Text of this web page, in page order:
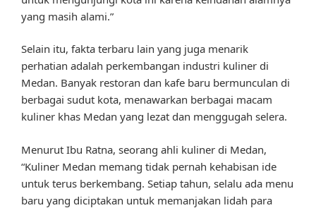
yang masih alami.”
Selain itu, fakta terbaru lain yang juga menarik
perhatian adalah perkembangan industri kuliner di
Medan. Banyak restoran dan kafe baru bermunculan di
berbagai sudut kota, menawarkan berbagai macam
kuliner khas Medan yang lezat dan menggugah selera.
Menurut Ibu Ratna, seorang ahli kuliner di Medan,
“Kuliner Medan memang tidak pernah kehabisan ide
untuk terus berkembang. Setiap tahun, selalu ada menu
baru yang diciptakan untuk memanjakan lidah para